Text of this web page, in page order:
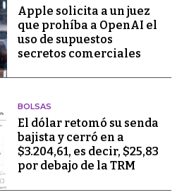
Apple solicita a un juez
que prohíba a OpenAI el
uso de supuestos
secretos comerciales
BOLSAS
El dólar retomó su senda
bajista y cerró en a
$3.204,61, es decir, $25,83
por debajo de la TRM